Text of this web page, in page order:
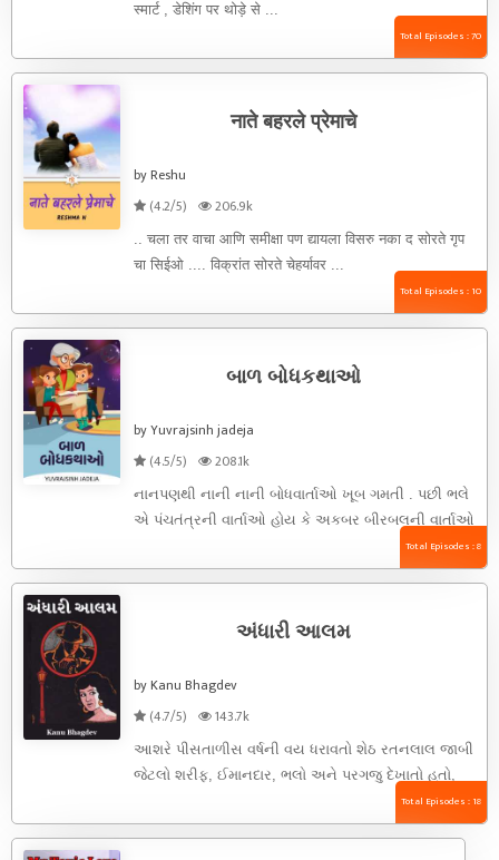
स्मार्ट , डेशिंग पर थोड़े से ...
Total Episodes : 70
नाते बहरले प्रेमाचे
by Reshu
(4.2/5)
206.9k
.. चला तर वाचा आणि समीक्षा पण द्यायला विसरु नका द सोरते गृप
चा सिईओ .... विक्रांत सोरते चेहर्यावर ...
Total Episodes : 10
બાળ બોધકથાઓ
by Yuvrajsinh jadeja
(4.5/5)
208.1k
નાનપણથી નાની નાની બોધવાર્તાઓ ખૂબ ગમતી . પછી ભલે
એ પંચતંત્રની વાર્તાઓ હોય કે અકબર બીરબલની વાર્તાઓ
Total Episodes : 8
અંધારી આલમ
by Kanu Bhagdev
(4.7/5)
143.7k
આશરે પીસતાળીસ વર્ષની વય ધરાવતો શેઠ રતનલાલ જાબી
જેટલો શરીફ, ઈમાનદાર, ભલો અને પરગજુ દેખાતો હતો,
Total Episodes : 18